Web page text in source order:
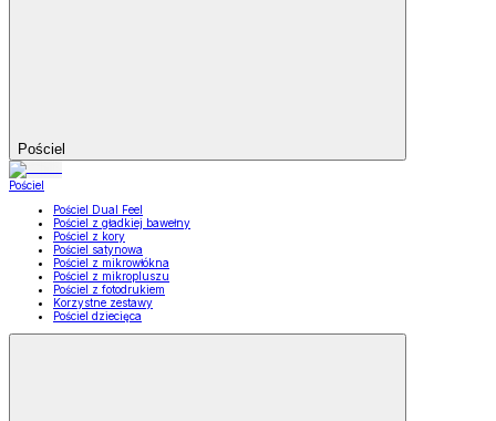
Pościel
Pościel
Pościel Dual Feel
Pościel z gładkiej bawełny
Pościel z kory
Pościel satynowa
Pościel z mikrowłókna
Pościel z mikropluszu
Pościel z fotodrukiem
Korzystne zestawy
Pościel dziecięca